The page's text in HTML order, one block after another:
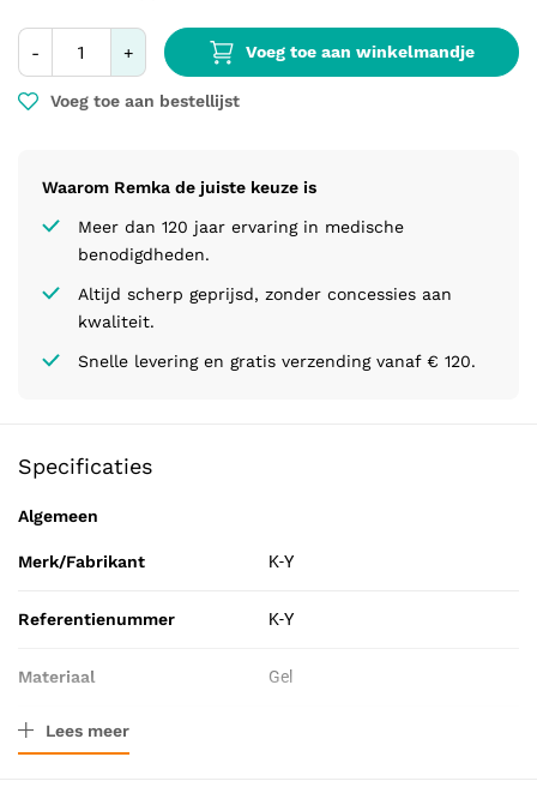
- + Voeg toe aan winkelmandje
Voeg toe aan bestellijst
Waarom Remka de juiste keuze is
Meer dan 120 jaar ervaring in medische
benodigdheden.
Altijd scherp geprijsd, zonder concessies aan
kwaliteit.
Snelle levering en gratis verzending vanaf € 120.
Specificaties
Algemeen
Merk/Fabrikant K-Y
Referentienummer K-Y
Materiaal Gel
Verpakkingstype
Lees meer